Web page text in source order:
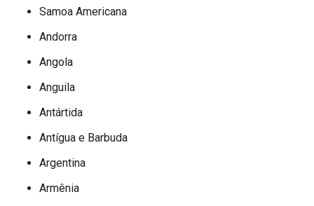
Samoa Americana
Andorra
Angola
Anguila
Antártida
Antígua e Barbuda
Argentina
Armênia